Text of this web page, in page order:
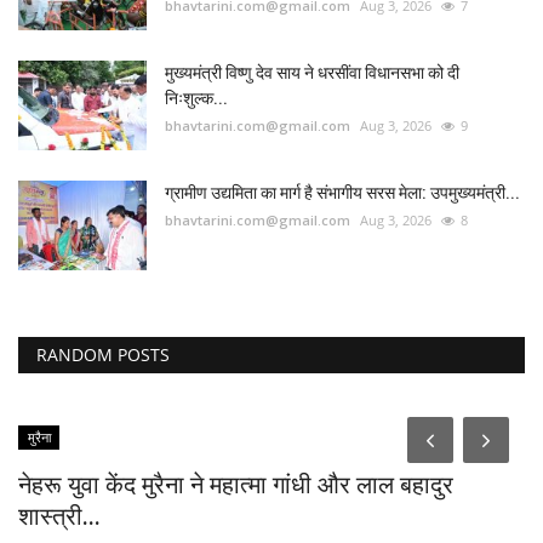
bhavtarini.com@gmail.com Aug 3, 2026 7
मुख्यमंत्री विष्णु देव साय ने धरसींवा विधानसभा को दी
निःशुल्क...
bhavtarini.com@gmail.com Aug 3, 2026 9
ग्रामीण उद्यमिता का मार्ग है संभागीय सरस मेला: उपमुख्यमंत्री...
bhavtarini.com@gmail.com Aug 3, 2026 8
RANDOM POSTS
मुरैना
नेहरू युवा केंद मुरैना ने महात्मा गांधी और लाल बहादुर
शास्त्री...